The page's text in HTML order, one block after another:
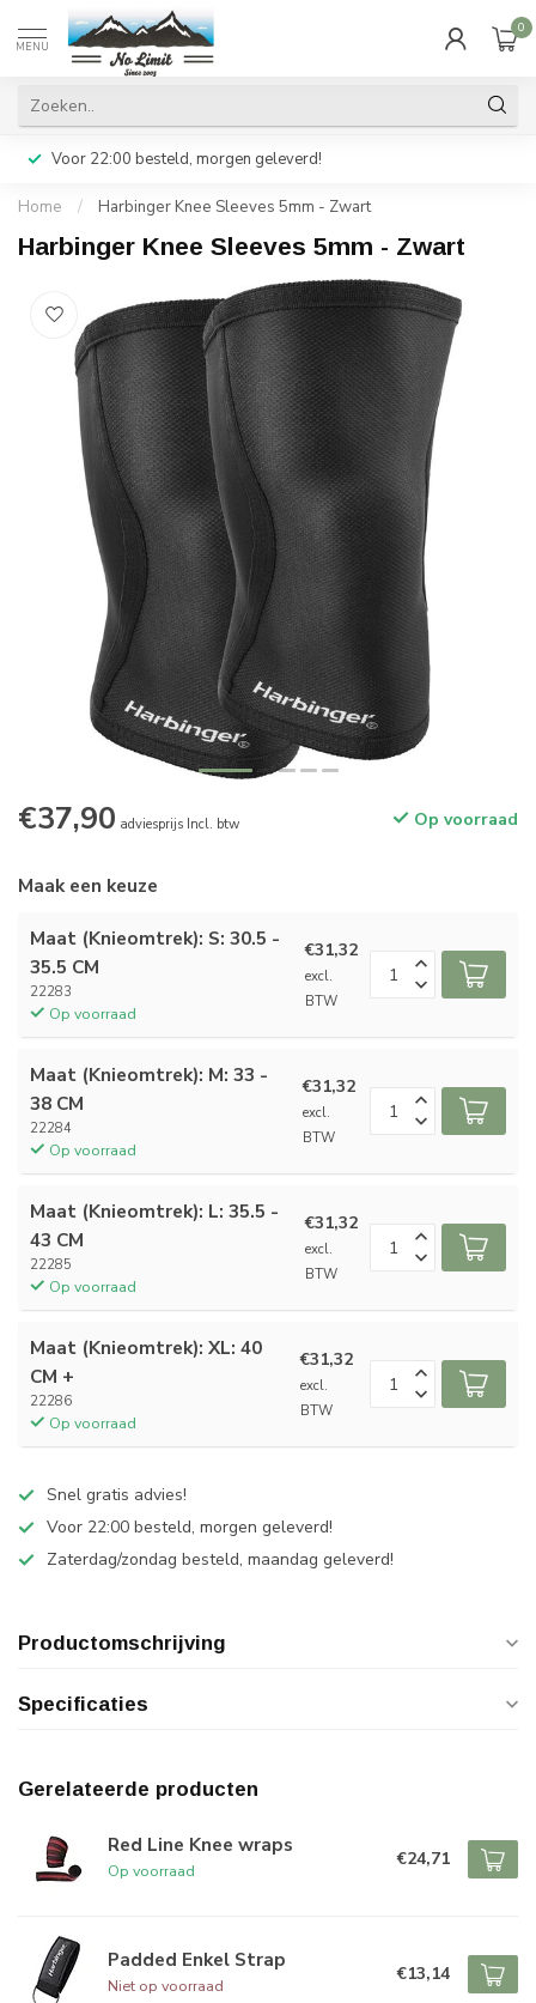
MENU
0
Voor 22:00 besteld, morgen geleverd!
Home / Harbinger Knee Sleeves 5mm - Zwart
Harbinger Knee Sleeves 5mm - Zwart
€37,90 adviesprijs Incl. btw Op voorraad
Maak een keuze
Maat (Knieomtrek): S: 30.5 -
35.5 CM
22283
Op voorraad
€31,32
excl.
BTW
Maat (Knieomtrek): M: 33 -
38 CM
22284
Op voorraad
€31,32
excl.
BTW
Maat (Knieomtrek): L: 35.5 -
43 CM
22285
Op voorraad
€31,32
excl.
BTW
Maat (Knieomtrek): XL: 40
CM +
22286
Op voorraad
€31,32
excl.
BTW
Snel gratis advies!
Voor 22:00 besteld, morgen geleverd!
Zaterdag/zondag besteld, maandag geleverd!
Productomschrijving
Specificaties
Gerelateerde producten
Red Line Knee wraps
Op voorraad
€24,71
Padded Enkel Strap
Niet op voorraad
€13,14